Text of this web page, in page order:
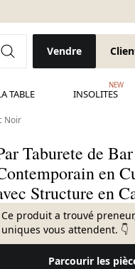
Vendre
TABLE INSOLITES
NEW
Noir
Taburete de
en
Structure en
Noir
Ce produit a trouvé
uniques vous attendent. 👇
Parcourir les